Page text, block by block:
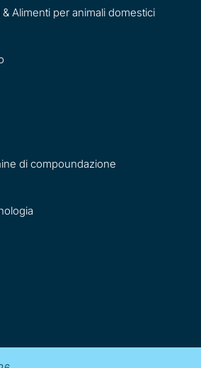
Alimenti per animali domestici
di compoundazione